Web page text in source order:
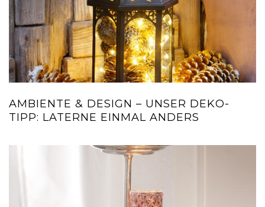
AMBIENTE & DESIGN – UNSER DEKO-
TIPP: LATERNE EINMAL ANDERS